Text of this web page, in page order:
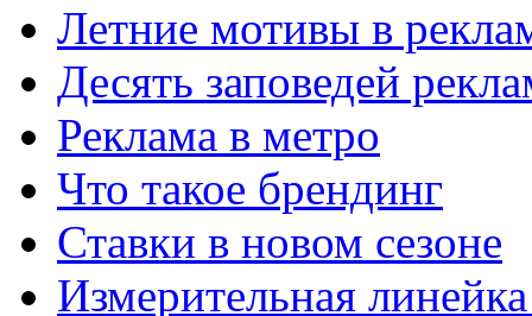
Летние мотивы в
Десять заповедей
Реклама в метро
Что такое брендинг
Ставки в новом сезоне
Измерительная